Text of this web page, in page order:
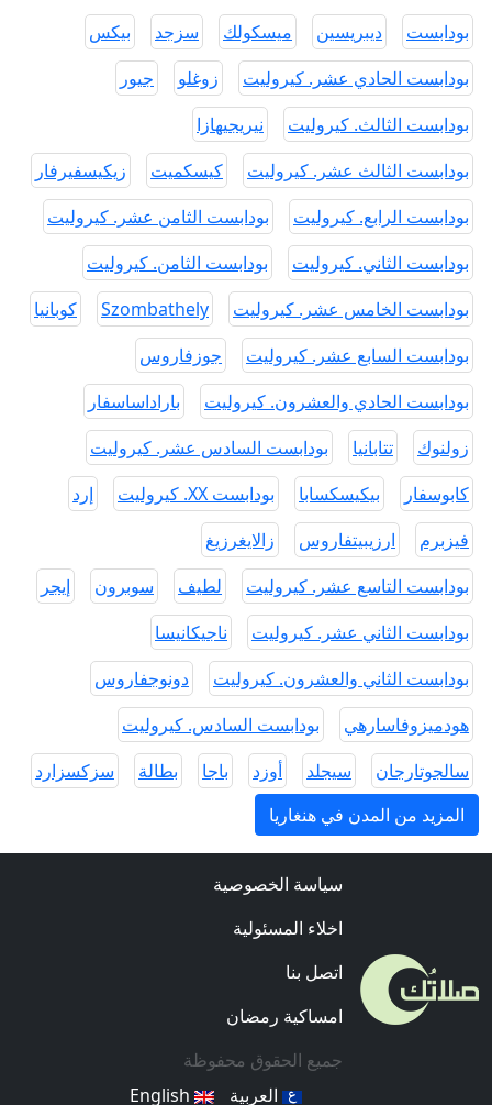
بودابست ديبريسين ميسكولك سزجد
بيكس
بودابست الحادي عشر. كيروليت
زوغلو
جيور
بودابست الثالث. كيروليت
نيريجيهازا
بودابست الثالث عشر. كيروليت
كيسكميت
زيكيسفيرفار
بودابست الرابع. كيروليت
بودابست الثامن عشر. كيروليت
بودابست الثاني. كيروليت
بودابست الثامن. كيروليت
بودابست الخامس عشر. كيروليت
Szombathely
كوبانيا
بودابست السابع عشر. كيروليت
جوزفاروس
بودابست الحادي والعشرون. كيروليت
باراداساسفار
زولنوك
تتابانيا
بودابست السادس عشر. كيروليت
كابوسفار
بيكيسكسابا بودابست XX. كيروليت
إرد
فيزبرم
ارزيبيتفاروس
زالايغرزيغ
بودابست التاسع عشر. كيروليت
لطيف سوبرون
إيجر
بودابست الثاني عشر. كيروليت
ناجيكانيسا
بودابست الثاني والعشرون. كيروليت
دونوجفاروس
هودميزوفاسارهي
بودابست السادس. كيروليت
سالجوتارجان
سيجلد أوزد باجا بطالة
سزكسزارد
المزيد من المدن في هنغاريا
سياسة الخصوصية
اخلاء المسئولية
اتصل بنا
امساكية رمضان
جميع الحقوق محفوظة
العربية